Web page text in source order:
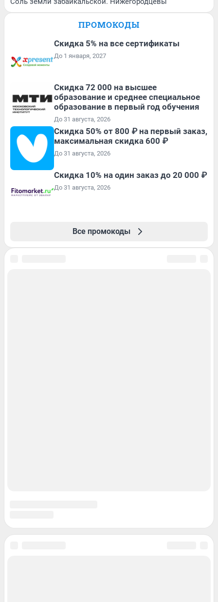
ПРОМОКОДЫ
Скидка 5% на все сертификаты
До 1 января, 2027
Скидка 72 000 на высшее
образование и среднее специальное
образование в первый год обучения
До 31 августа, 2026
Скидка 50% от 800 ₽ на первый заказ,
максимальная скидка 600 ₽
До 31 августа, 2026
Скидка 10% на один заказ до 20 000 ₽
До 31 августа, 2026
Все промокоды